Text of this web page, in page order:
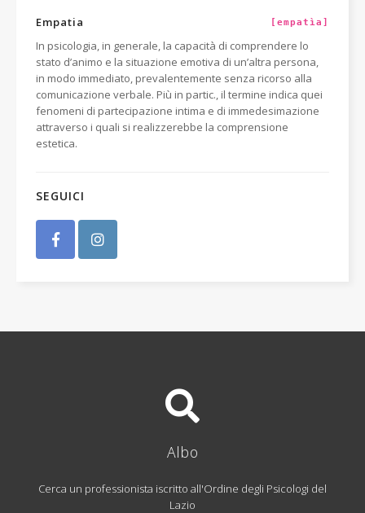
Empatia [empatìa]
In psicologia, in generale, la capacità di comprendere lo
stato d’animo e la situazione emotiva di un’altra persona,
in modo immediato, prevalentemente senza ricorso alla
comunicazione verbale. Più in partic., il termine indica quei
fenomeni di partecipazione intima e di immedesimazione
attraverso i quali si realizzerebbe la comprensione
estetica.
SEGUICI
Albo
Cerca un professionista iscritto all'Ordine degli Psicologi del
Lazio